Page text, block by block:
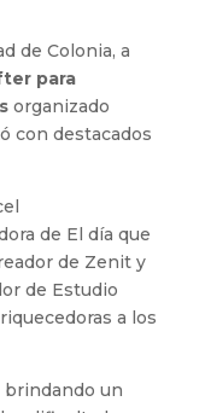
de Colonia, a
para
organizado
con destacados
de El día que
de Zenit y
de Estudio
a los
brindando un